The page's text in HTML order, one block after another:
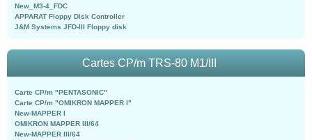
New_M3-4_FDC
APPARAT Floppy Disk Controller
J&M Systems JFD-III Floppy disk
Cartes CP/m TRS-80 M1/III
Carte CP/m "PENTASONIC"
Carte CP/m "OMIKRON MAPPER I"
New-MAPPER I
OMIKRON MAPPER III/64
New-MAPPER III/64